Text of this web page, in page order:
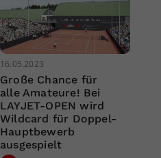
16.05.2023
Große Chance für
alle Amateure! Bei
LAYJET-OPEN wird
Wildcard für Doppel-
Hauptbewerb
ausgespielt